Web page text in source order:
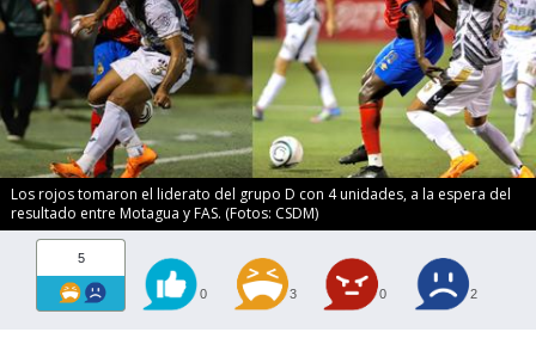
Los rojos tomaron el liderato del grupo D con 4 unidades, a la espera del
resultado entre Motagua y FAS. (Fotos: CSDM)
5
0 3 0 2